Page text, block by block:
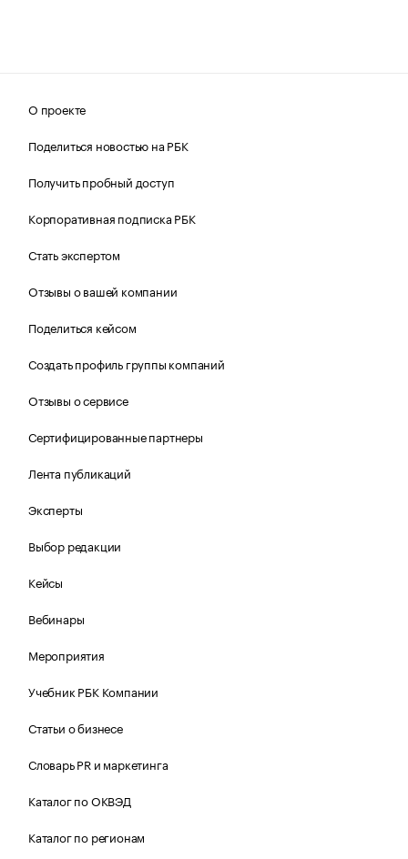
О проекте
Поделиться новостью на РБК
Получить пробный доступ
Корпоративная подписка РБК
Стать экспертом
Отзывы о вашей компании
Поделиться кейсом
Создать профиль группы компаний
Отзывы о сервисе
Сертифицированные партнеры
Лента публикаций
Эксперты
Выбор редакции
Кейсы
Вебинары
Мероприятия
Учебник РБК Компании
Статьи о бизнесе
Словарь PR и маркетинга
Каталог по ОКВЭД
Каталог по регионам